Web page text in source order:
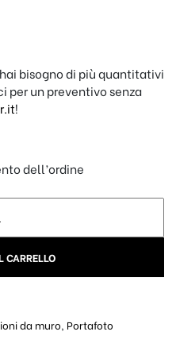
bisogno di più quantitativi
un preventivo senza
!
dell’ordine
CARRELLO
da muro, Portafoto